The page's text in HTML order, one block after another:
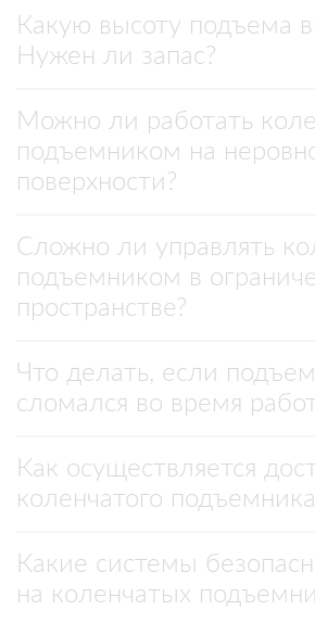
Какую высоту подъема
Нужен ли запас?
Можно ли работать
подъемником на
поверхности?
Сложно ли управлять
подъемником в
пространстве?
Что делать, если
сломался во время
Как осуществляется
коленчатого
Какие системы
на коленчатых